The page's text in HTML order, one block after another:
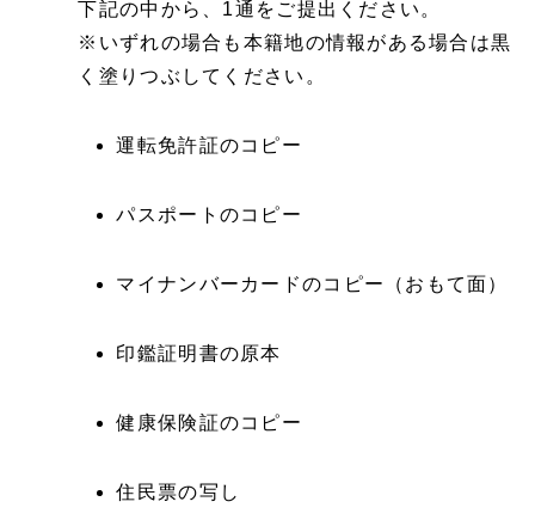
下記の中から、1通をご提出ください。
※いずれの場合も本籍地の情報がある場合は黒
く塗りつぶしてください。
運転免許証のコピー
パスポートのコピー
マイナンバーカードのコピー（おもて面）
印鑑証明書の原本
健康保険証のコピー
住民票の写し